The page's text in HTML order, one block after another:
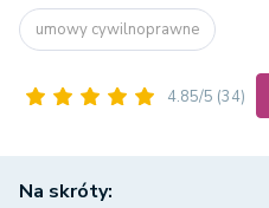
umowy cywilnoprawne
4.85/5 (34)
Na skróty: